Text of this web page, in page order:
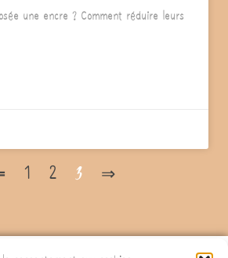
une encre ? Comment réduire leurs
1 2 3 ⇒